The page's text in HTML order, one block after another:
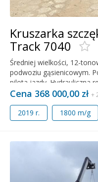
Kruszarka
Track 7040
Średniej wielkości, 12-
podwoziu gąsienicowym.
pilota jazdy. Hydrauliczna
wibracyjny podajnik
Cena 368 000,00 zł +
2019 r. 1800 m/g